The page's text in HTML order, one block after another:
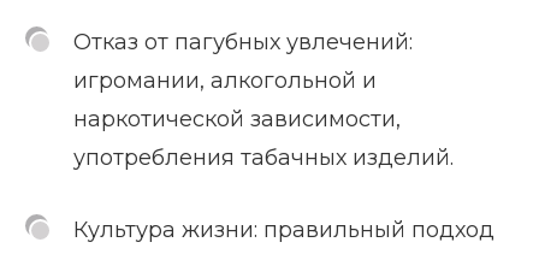
Отказ от пагубных увлечений:
игромании, алкогольной и
наркотической зависимости,
употребления табачных изделий.
Культура жизни: правильный подход